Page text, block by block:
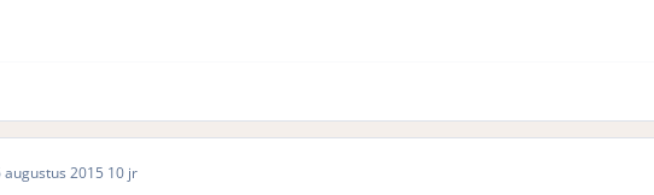
augustus 2015 10 jr